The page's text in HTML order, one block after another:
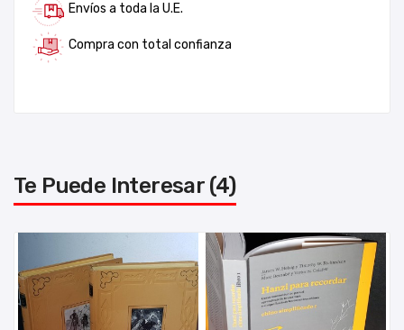
Envíos a toda la U.E.
Compra con total confianza
Te Puede Interesar (4)